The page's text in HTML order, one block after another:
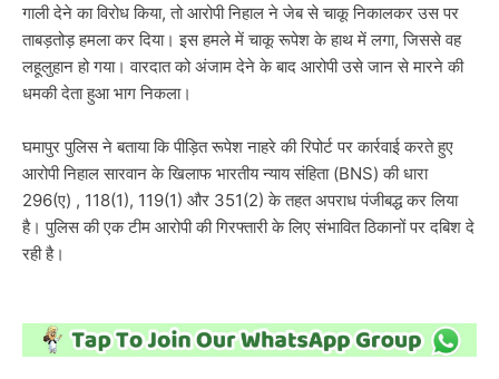
गाली देने का विरोध किया, तो आरोपी निहाल ने जेब से चाकू निकालकर उस पर
ताबड़तोड़ हमला कर दिया। इस हमले में चाकू रूपेश के हाथ में लगा, जिससे वह
लहूलुहान हो गया। वारदात को अंजाम देने के बाद आरोपी उसे जान से मारने की
धमकी देता हुआ भाग निकला।
घमापुर पुलिस ने बताया कि पीड़ित रूपेश नाहरे की रिपोर्ट पर कार्रवाई करते हुए
आरोपी निहाल सारवान के खिलाफ भारतीय न्याय संहिता (BNS) की धारा
296(ए) , 118(1), 119(1) और 351(2) के तहत अपराध पंजीबद्ध कर लिया
है। पुलिस की एक टीम आरोपी की गिरफ्तारी के लिए संभावित ठिकानों पर दबिश दे
रही है।